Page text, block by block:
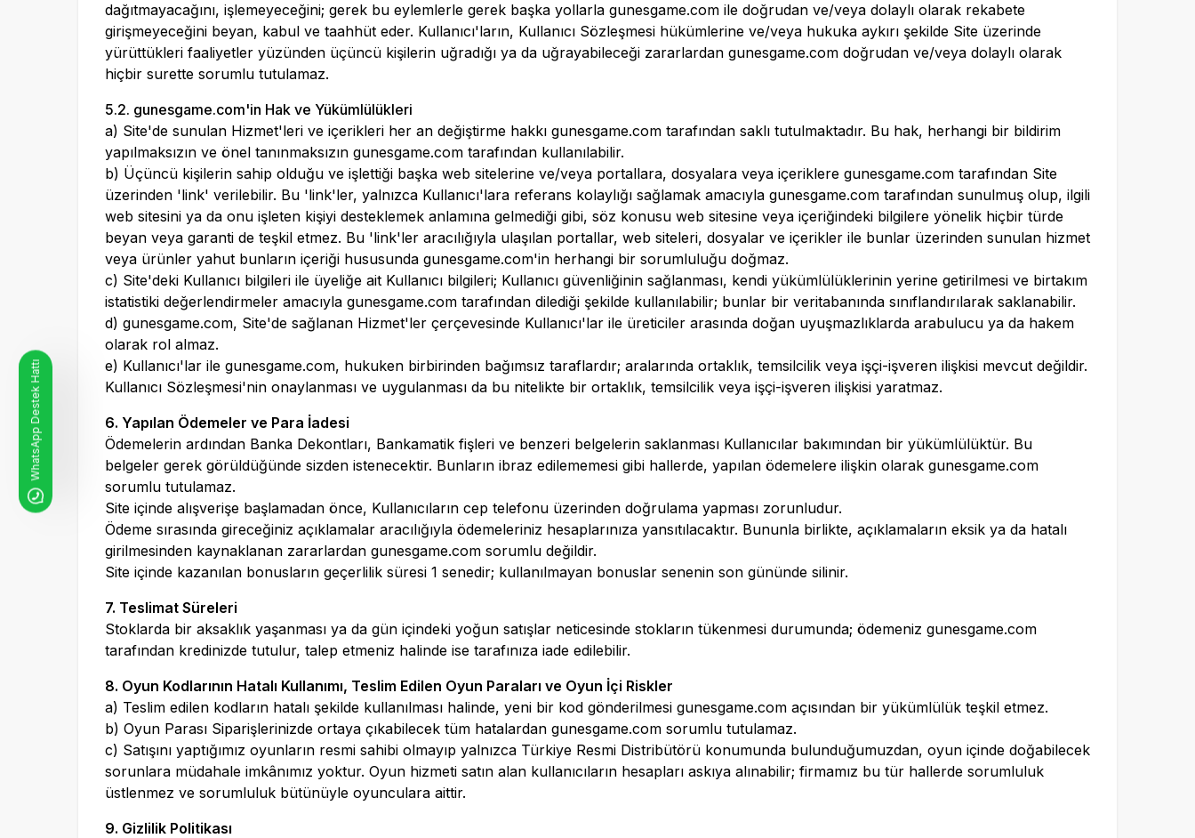
dağıtmayacağını, işlemeyeceğini; gerek bu eylemlerle gerek başka yollarla gunesgame.com ile doğrudan ve/veya dolaylı olarak rekabete
girişmeyeceğini beyan, kabul ve taahhüt eder. Kullanıcı'ların, Kullanıcı Sözleşmesi hükümlerine ve/veya hukuka aykırı şekilde Site üzerinde
yürüttükleri faaliyetler yüzünden üçüncü kişilerin uğradığı ya da uğrayabileceği zararlardan gunesgame.com doğrudan ve/veya dolaylı olarak
hiçbir surette sorumlu tutulamaz.
5.2. gunesgame.com'in Hak ve Yükümlülükleri
a) Site'de sunulan Hizmet'leri ve içerikleri her an değiştirme hakkı gunesgame.com tarafından saklı tutulmaktadır. Bu hak, herhangi bir bildirim
yapılmaksızın ve önel tanınmaksızın gunesgame.com tarafından kullanılabilir.
b) Üçüncü kişilerin sahip olduğu ve işlettiği başka web sitelerine ve/veya portallara, dosyalara veya içeriklere gunesgame.com tarafından Site
üzerinden 'link' verilebilir. Bu 'link'ler, yalnızca Kullanıcı'lara referans kolaylığı sağlamak amacıyla gunesgame.com tarafından sunulmuş olup, ilgili
web sitesini ya da onu işleten kişiyi desteklemek anlamına gelmediği gibi, söz konusu web sitesine veya içeriğindeki bilgilere yönelik hiçbir türde
beyan veya garanti de teşkil etmez. Bu 'link'ler aracılığıyla ulaşılan portallar, web siteleri, dosyalar ve içerikler ile bunlar üzerinden sunulan hizmet
veya ürünler yahut bunların içeriği hususunda gunesgame.com'in herhangi bir sorumluluğu doğmaz.
c) Site'deki Kullanıcı bilgileri ile üyeliğe ait Kullanıcı bilgileri; Kullanıcı güvenliğinin sağlanması, kendi yükümlülüklerinin yerine getirilmesi ve birtakım
istatistiki değerlendirmeler amacıyla gunesgame.com tarafından dilediği şekilde kullanılabilir; bunlar bir veritabanında sınıflandırılarak saklanabilir.
d) gunesgame.com, Site'de sağlanan Hizmet'ler çerçevesinde Kullanıcı'lar ile üreticiler arasında doğan uyuşmazlıklarda arabulucu ya da hakem
olarak rol almaz.
e) Kullanıcı'lar ile gunesgame.com, hukuken birbirinden bağımsız taraflardır; aralarında ortaklık, temsilcilik veya işçi-işveren ilişkisi mevcut değildir.
Kullanıcı Sözleşmesi'nin onaylanması ve uygulanması da bu nitelikte bir ortaklık, temsilcilik veya işçi-işveren ilişkisi yaratmaz.
6. Yapılan Ödemeler ve Para İadesi
Ödemelerin ardından Banka Dekontları, Bankamatik fişleri ve benzeri belgelerin saklanması Kullanıcılar bakımından bir yükümlülüktür. Bu
belgeler gerek görüldüğünde sizden istenecektir. Bunların ibraz edilememesi gibi hallerde, yapılan ödemelere ilişkin olarak gunesgame.com
sorumlu tutulamaz.
Site içinde alışverişe başlamadan önce, Kullanıcıların cep telefonu üzerinden doğrulama yapması zorunludur.
Ödeme sırasında gireceğiniz açıklamalar aracılığıyla ödemeleriniz hesaplarınıza yansıtılacaktır. Bununla birlikte, açıklamaların eksik ya da hatalı
girilmesinden kaynaklanan zararlardan gunesgame.com sorumlu değildir.
Site içinde kazanılan bonusların geçerlilik süresi 1 senedir; kullanılmayan bonuslar senenin son gününde silinir.
7. Teslimat Süreleri
Stoklarda bir aksaklık yaşanması ya da gün içindeki yoğun satışlar neticesinde stokların tükenmesi durumunda; ödemeniz gunesgame.com
tarafından kredinizde tutulur, talep etmeniz halinde ise tarafınıza iade edilebilir.
8. Oyun Kodlarının Hatalı Kullanımı, Teslim Edilen Oyun Paraları ve Oyun İçi Riskler
a) Teslim edilen kodların hatalı şekilde kullanılması halinde, yeni bir kod gönderilmesi gunesgame.com açısından bir yükümlülük teşkil etmez.
b) Oyun Parası Siparişlerinizde ortaya çıkabilecek tüm hatalardan gunesgame.com sorumlu tutulamaz.
c) Satışını yaptığımız oyunların resmi sahibi olmayıp yalnızca Türkiye Resmi Distribütörü konumunda bulunduğumuzdan, oyun içinde doğabilecek
sorunlara müdahale imkânımız yoktur. Oyun hizmeti satın alan kullanıcıların hesapları askıya alınabilir; firmamız bu tür hallerde sorumluluk
üstlenmez ve sorumluluk bütünüyle oyunculara aittir.
9. Gizlilik Politikası
WhatsApp Destek Hattı